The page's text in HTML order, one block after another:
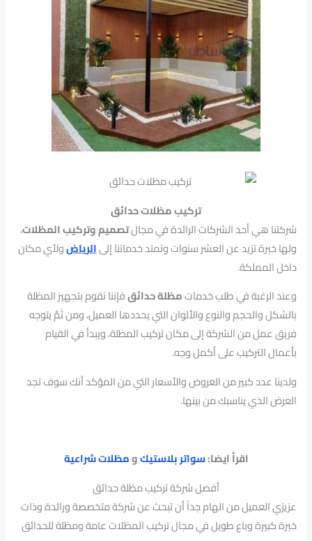
تركيب مظلات حدائق
شركتنا هي أحد الشركات الرائدة في مجالتصميم وتركيب المظلات،
ولها خبرة تزيد عن العشر سنوات وتمتد خدماتنا إلىالرياضولأي مكان
داخل المملكة.
وعند الرغبة في طلب خدماتمظلة حدائقفإننا نقوم بتجهيز المظلة
بالشكل والحجم والنوع والألوان التي يحددها العميل، ومن ثَمَّ يتوجه
فريق عمل من الشركة إلى مكان تركيب المظلة، ويبدأ في القيام
بأعمال التركيب على أكمل وجه.
ولدينا عدد كبير من العروض والأسعار التي من المؤكد أنك سوف تجد
العرض الذي يناسبك من بينها.
اقرأ ايضا:سواتر بلاستيكومظلات شراعية
أفضل شركة تركيب مظلة حدائق
عزيزي العميل من الهام جداً أن تبحث عن شركة متخصصة ورائدة وذات
خبرة كبيرة وباع طويل في مجال تركيب المظلات عامة ومظلة للحدائق